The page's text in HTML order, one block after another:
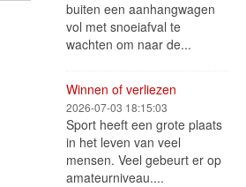
buiten een aanhangwagen
vol met snoeiafval te
wachten om naar de...
Winnen of verliezen
2026-07-03 18:15:03
Sport heeft een grote plaats
in het leven van veel
mensen. Veel gebeurt er op
amateurniveau....